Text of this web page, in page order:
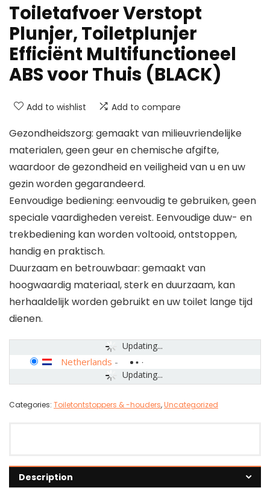
Toiletafvoer Verstopt
Plunjer, Toiletplunjer
Efficiënt Multifunctioneel
ABS voor Thuis (BLACK)
Add to wishlist Add to compare
Gezondheidszorg: gemaakt van milieuvriendelijke
materialen, geen geur en chemische afgifte,
waardoor de gezondheid en veiligheid van u en uw
gezin worden gegarandeerd.
Eenvoudige bediening: eenvoudig te gebruiken, geen
speciale vaardigheden vereist. Eenvoudige duw- en
trekbediening kan worden voltooid, ontstoppen,
handig en praktisch.
Duurzaam en betrouwbaar: gemaakt van
hoogwaardig materiaal, sterk en duurzaam, kan
herhaaldelijk worden gebruikt en uw toilet lange tijd
dienen.
Updating...
Updating...
Netherlands -
Categories: Toiletontstoppers & -houders,Uncategorized
Description